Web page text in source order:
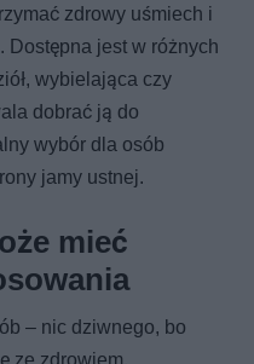
zdrowy uśmiech i
Dostępna jest w różnych
wybielająca czy
dobrać ją do
wybór dla osób
jamy ustnej.
mieć
– nic dziwnego, bo